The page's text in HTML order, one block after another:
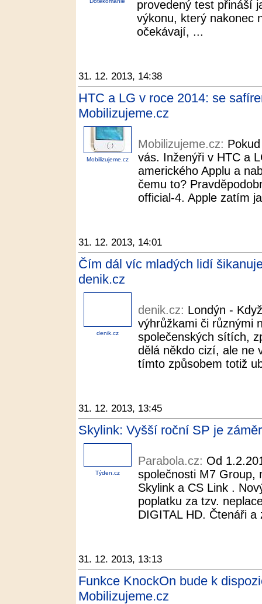
provedený test přináší
výkonu, který nakonec
očekávají, ...
31. 12. 2013, 14:38
HTC a LG v roce 2014: se
Mobilizujeme.cz
Mobilizujeme.cz
Mobilizujeme.cz:
vás. Inženýři v HTC a
amerického Applu a
čemu to?
official-4. Apple zatím
31. 12. 2013, 14:01
Čím dál víc mladých lidí
denik.cz
denik.cz
denik.cz: Londýn -
výhrůžkami či různými
společenských sítích,
dělá někdo cizí, ale ne
tímto způsobem totiž
31. 12. 2013, 13:45
Skylink: Vyšší roční SP je
Týden.cz
Parabola.cz: Od
společnosti M7 Group,
Skylink a CS Link .
poplatku za tzv.
DIGITAL HD. Čtenáři
31. 12. 2013, 13:13
Funkce KnockOn bude k
Mobilizujeme.cz